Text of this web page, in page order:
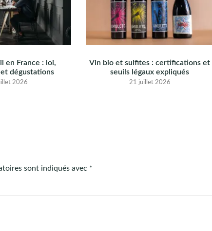
en France : loi,
dégustations
2026
Vin bio et sulfites : certifications et
seuils légaux expliqués
21 juillet 2026
sont indiqués avec *